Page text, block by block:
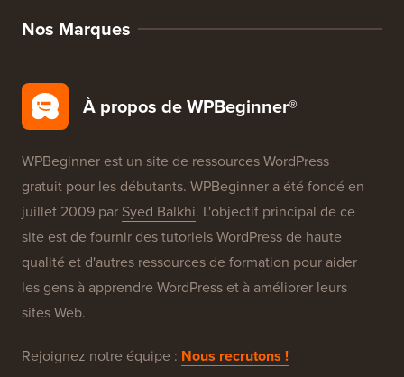
Nos Marques
À propos de WPBeginner®
WPBeginner est un site de ressources WordPress
gratuit pour les débutants. WPBeginner a été fondé en
juillet 2009 par Syed Balkhi. L'objectif principal de ce
site est de fournir des tutoriels WordPress de haute
qualité et d'autres ressources de formation pour aider
les gens à apprendre WordPress et à améliorer leurs
sites Web.
Rejoignez notre équipe : Nous recrutons !